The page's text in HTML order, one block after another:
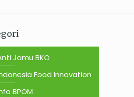
Jamu BKO
Food Innovation
BPOM